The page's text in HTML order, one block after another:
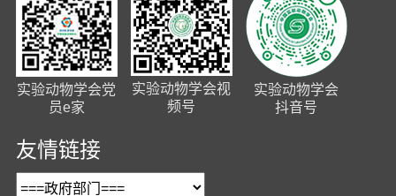
实验动物学会党
员e家
实验动物学会视
频号
实验动物学会
抖音号
友情链接